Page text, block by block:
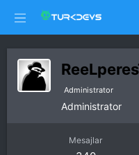
Administrator
Administrator
Mesajlar